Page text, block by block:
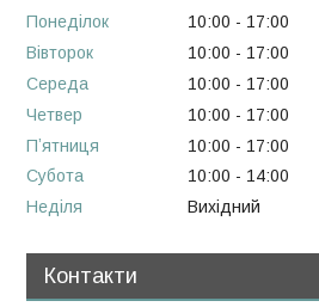
Понеділок 10:00
17:00
Вівторок
10:00
17:00
Середа
10:00
17:00
Четвер
10:00
17:00
Пʼятниця
10:00
17:00
Субота
10:00
14:00
Неділя
Вихідний
Контакти